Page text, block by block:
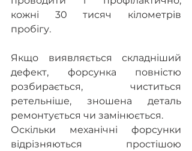
кожні 30 тисяч кілометрів
пробігу.
Якщо виявляється складніший
дефект, форсунка повністю
розбирається, чиститься
ретельніше, зношена деталь
ремонтується чи замінюється.
Оскільки механічні форсунки
відрізняються простішою